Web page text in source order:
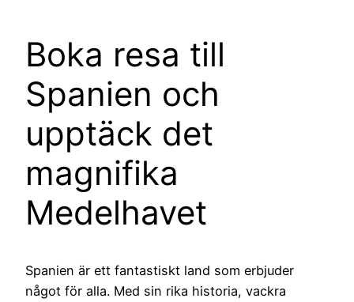
Boka resa till
Spanien och
upptäck det
magnifika
Medelhavet
Spanien är ett fantastiskt land som erbjuder
något för alla. Med sin rika historia, vackra